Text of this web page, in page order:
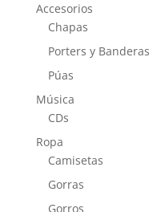
Accesorios
Chapas
Porters y Banderas
Púas
Música
CDs
Ropa
Camisetas
Gorras
Gorros